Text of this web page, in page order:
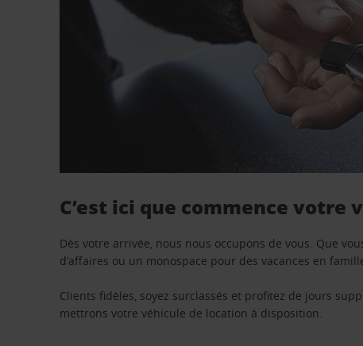
C’est ici que commence votre
Dès votre arrivée, nous nous occupons de vous. Que
d’affaires ou un monospace pour des vacances en
Clients fidèles, soyez surclassés et profitez de jours
mettrons votre véhicule de location à disposition.